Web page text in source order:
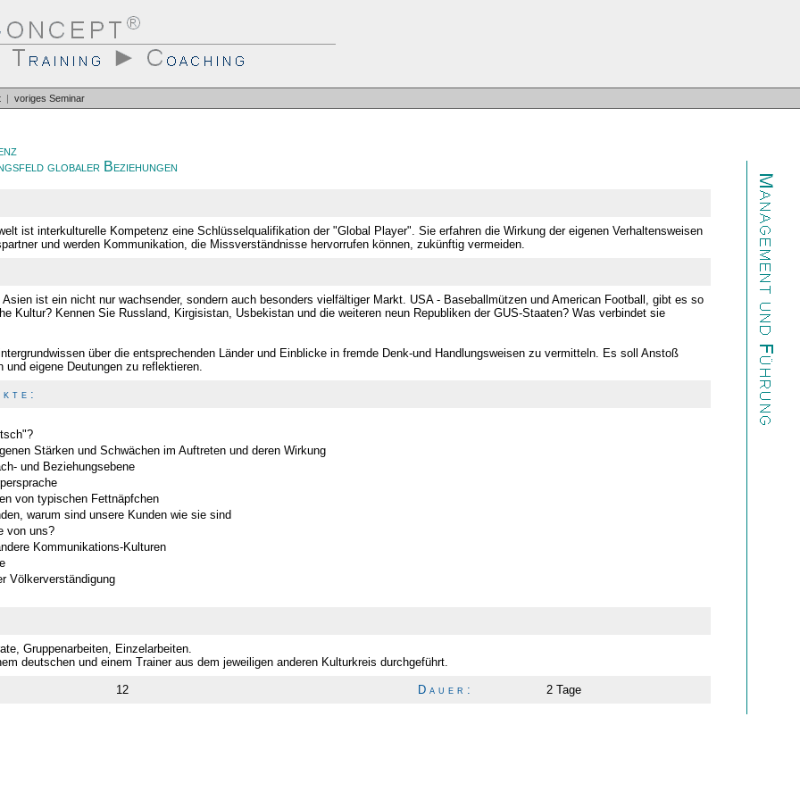
globaler Beziehungen
ist interkulturelle Kompetenz eine Schlüsselqualifikation der "Global Player". Sie erfahren die Wirkung der eigenen Verhaltensweisen
und werden Kommunikation, die Missverständnisse hervorrufen können, zukünftig vermeiden.
ist ein nicht nur wachsender, sondern auch besonders vielfältiger Markt. USA - Baseballmützen und American Football, gibt es so
Kultur? Kennen Sie Russland, Kirgisistan, Usbekistan und die weiteren neun Republiken der GUS-Staaten? Was verbindet sie
über die entsprechenden Länder und Einblicke in fremde Denk-und Handlungsweisen zu vermitteln. Es soll Anstoß
und eigene Deutungen zu reflektieren.
k t e :
Stärken und Schwächen im Auftreten und deren Wirkung
und Beziehungsebene
von typischen Fettnäpfchen
warum sind unsere Kunden wie sie sind
von uns?
Kommunikations-Kulturen
Völkerverständigung
Gruppenarbeiten, Einzelarbeiten.
deutschen und einem Trainer aus dem jeweiligen anderen Kulturkreis durchgeführt.
12 D a u e r : 2 Tage
| voriges Seminar